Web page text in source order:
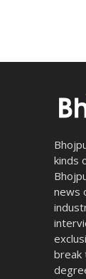
kinds
news
break